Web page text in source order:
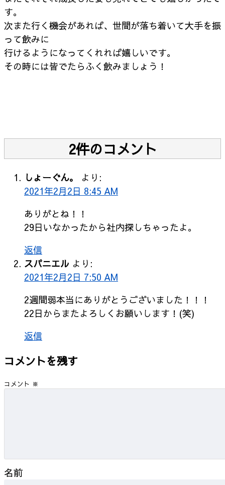
す。
次また行く機会があれば、世間が落ち着いて大手を振
って飲みに
行けるようになってくれれば嬉しいです。
その時には皆でたらふく飲みましょう！
2件のコメント
しょーぐん。
より:
2021年2月2日 8:45 AM
ありがとね！！
29日いなかったから社内探しちゃったよ。
返信
スパニエル より:
2021年2月2日 7:50 AM
2週間弱本当にありがとうございました！！！
22日からまたよろしくお願いします！(笑)
返信
コメントを残す
コメント ※
名前